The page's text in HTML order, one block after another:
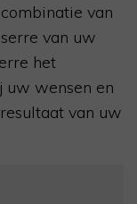
van
van uw
het
uw wensen en
van uw